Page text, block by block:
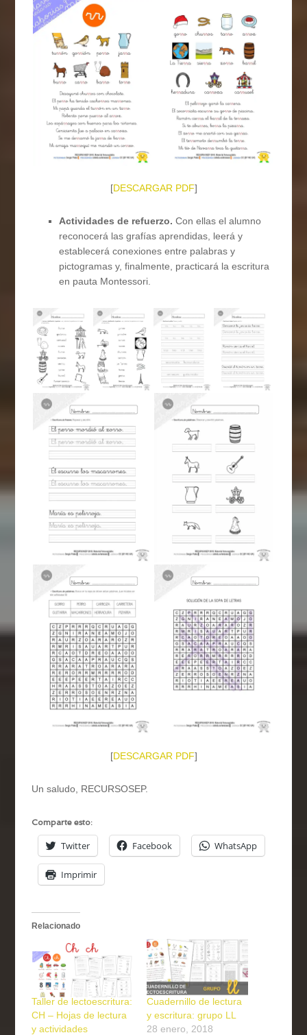
[DESCARGAR PDF]
Actividades de refuerzo. Con ellas el alumno
reconocerá las grafías aprendidas, leerá y
establecerá conexiones entre palabras y
pictogramas y, finalmente, practicará la escritura
en pauta Montessori.
[DESCARGAR PDF]
Un saludo, RECURSOSEP.
Comparte esto:
Twitter Facebook WhatsApp
Imprimir
Relacionado
Taller de lectoescritura:
CH – Hojas de lectura
y actividades
Cuadernillo de lectura
y escritura: grupo LL
28 enero, 2018